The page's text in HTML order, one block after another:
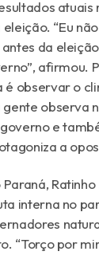
“Eu
da
afirmou.
observar o
observa
e
a
interna no
“Torço por